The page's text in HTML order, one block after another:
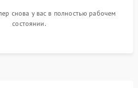
снова у вас в полностью рабочем
состоянии.